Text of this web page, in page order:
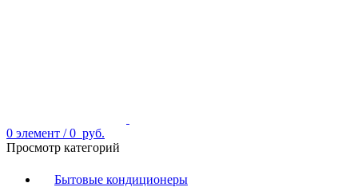
0 элемент / 0 руб.
Просмотр категорий
Бытовые кондиционеры